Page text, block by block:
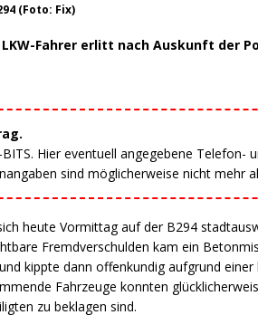
(Foto: Fix)
Fahrer erlitt nach Auskunft der
Hier eventuell angegebene Telefon-
sind möglicherweise nicht mehr
heute Vormittag auf der B294
Fremdverschulden kam ein
kippte dann offenkundig aufgrund einer
Fahrzeuge konnten
zu beklagen sind.